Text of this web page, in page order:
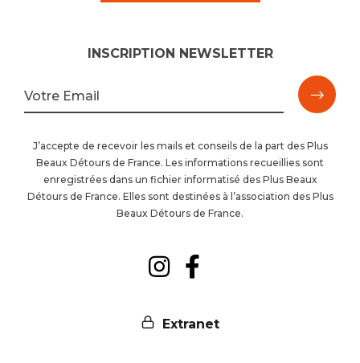
INSCRIPTION NEWSLETTER
Votre Email
la
J’accepte de recevoir les mails et conseils de la part des Plus
Beaux Détours de France. Les informations recueillies sont
enregistrées dans un fichier informatisé des Plus Beaux
Détours de France. Elles sont destinées à l’association des Plus
Beaux Détours de France.
Suivez-
Suivez-
Extranet